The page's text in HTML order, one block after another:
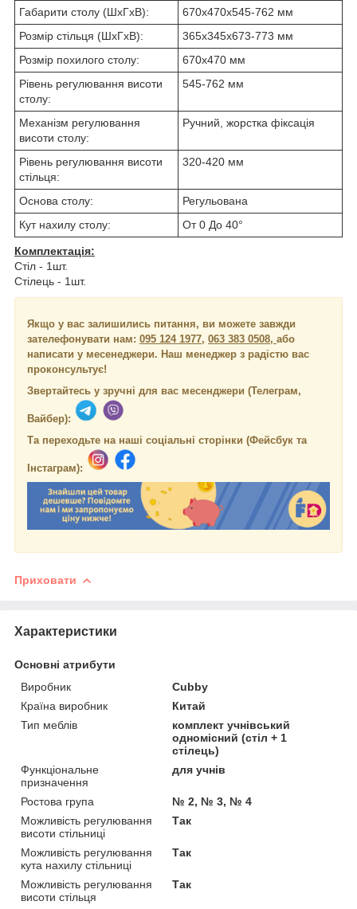
Габарити столу (ШхГхВ):
670x470x545-762 мм
Розмір стільця (ШхГхВ):
365x345x673-773 мм
Розмір похилого столу:
670x470 мм
Рівень регулювання висоти
столу:
545-762 мм
Механізм регулювання
висоти столу:
Ручний, жорстка фіксація
Рівень регулювання висоти
стільця:
320-420 мм
Основа столу:
Регульована
Кут нахилу столу:
От 0 До 40°
Комплектація:
Стіл - 1шт.
Стілець - 1шт.
Якщо у вас залишились питання, ви можете завжди
зателефонувати нам: 095 124 1977, 063 383 0508, або
написати у месенеджери. Наш менеджер з радістю вас
проконсультує!
Звертайтесь у зручні для вас месенджери (Телеграм,
Вайбер):
Та переходьте на наші соціальні сторінки (Фейсбук та
Інстаграм):
Приховати
Характеристики
Основні атрибути
Виробник
Cubby
Країна виробник
Китай
Тип меблів
комплект учнівський
одномісний (стіл + 1
стілець)
Функціональне
призначення
для учнів
Ростова група
№ 2, № 3, № 4
Можливість регулювання
висоти стільниці
Так
Можливість регулювання
кута нахилу стільниці
Так
Можливість регулювання
висоти стільця
Так